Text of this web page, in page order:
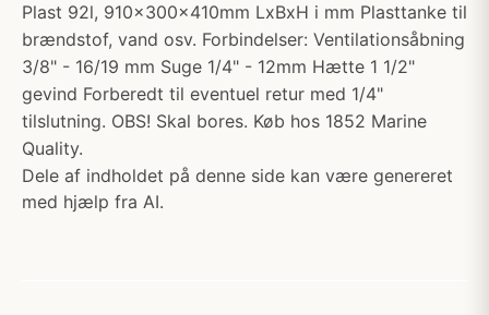
Plast 92l, 910x300x410mm LxBxH i mm Plasttanke til
brændstof, vand osv. Forbindelser: Ventilationsåbning
3/8" - 16/19 mm Suge 1/4" - 12mm Hætte 1 1/2"
gevind Forberedt til eventuel retur med 1/4"
tilslutning. OBS! Skal bores. Køb hos 1852 Marine
Quality.
Dele af indholdet på denne side kan være genereret
med hjælp fra AI.